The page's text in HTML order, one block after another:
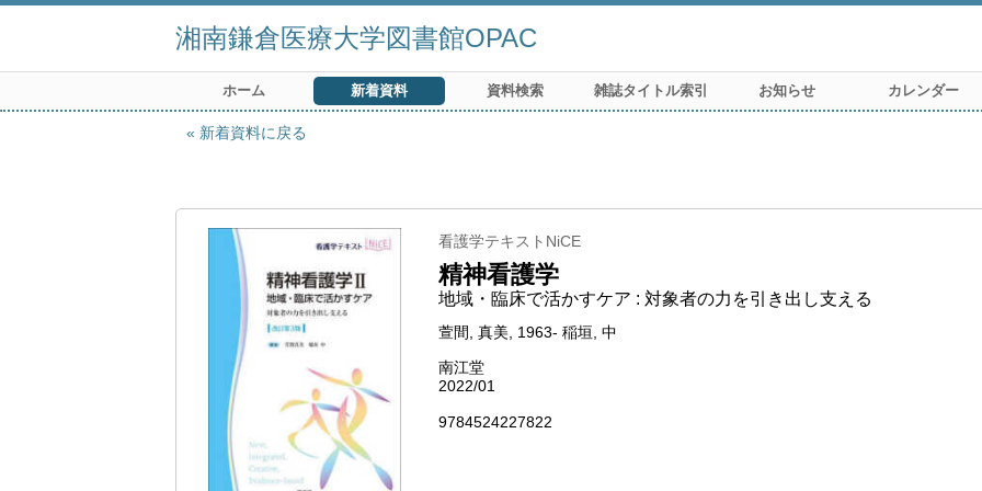
湘南鎌倉医療大学図書館OPAC
ホーム 新着資料 資料検索 雑誌タイトル索引 お知らせ カレンダー
新着資料に戻る
看護学テキストNiCE
精神看護学
地域・臨床で活かすケア : 対象者の力を引き出し支える
萱間, 真美, 1963- 稲垣, 中
南江堂
2022/01
9784524227822